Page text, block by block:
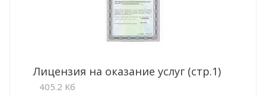
Лицензия на оказание услуг (стр.1)
405.2 Кб